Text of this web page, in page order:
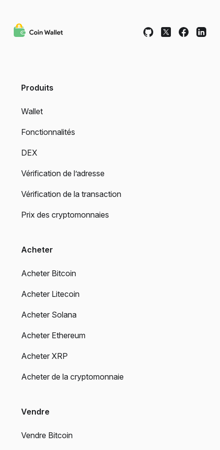
Produits
Wallet
Fonctionnalités
DEX
Vérification de l’adresse
Vérification de la transaction
Prix des cryptomonnaies
Acheter
Acheter Bitcoin
Acheter Litecoin
Acheter Solana
Acheter Ethereum
Acheter XRP
Acheter de la cryptomonnaie
Vendre
Vendre Bitcoin